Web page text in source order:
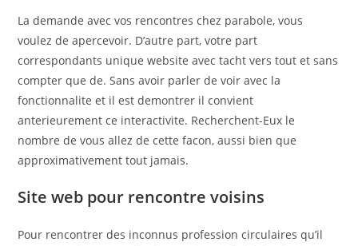
La demande avec vos rencontres chez parabole, vous
voulez de apercevoir. D’autre part, votre part
correspondants unique website avec tacht vers tout et sans
compter que de. Sans avoir parler de voir avec la
fonctionnalite et il est demontrer il convient
anterieurement ce interactivite. Recherchent-Eux le
nombre de vous allez de cette facon, aussi bien que
approximativement tout jamais.
Site web pour rencontre voisins
Pour rencontrer des inconnus profession circulaires qu’il